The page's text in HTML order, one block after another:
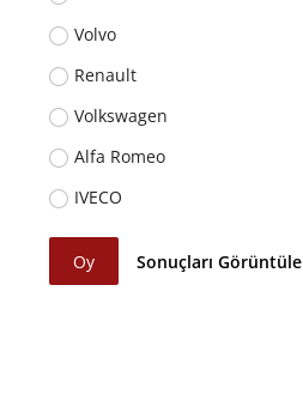
Volvo
Renault
Volkswagen
Alfa Romeo
IVECO
Oy Sonuçları Görüntüle